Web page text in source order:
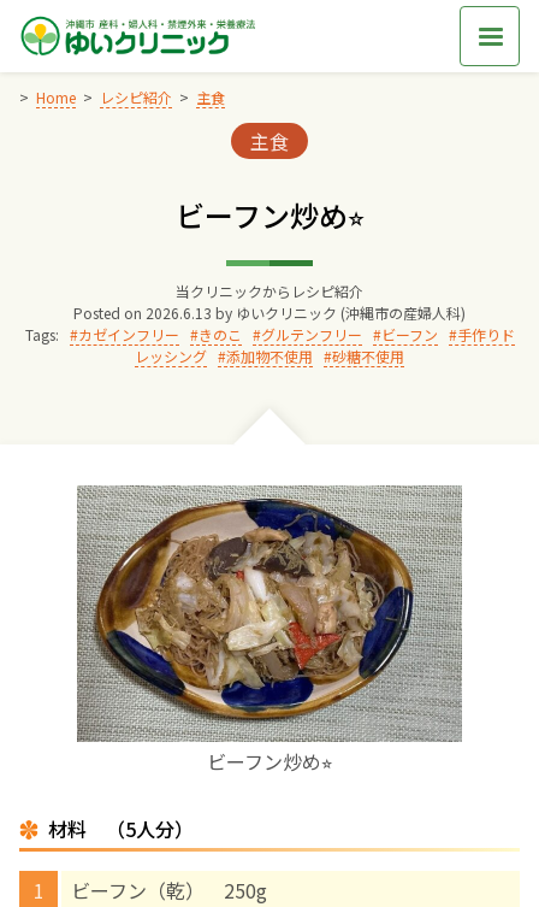
Skip
content
Home レシピ紹介 主食
Categories:
主食
ビーフン炒め⭐︎
当クリニックからレシピ紹介
Posted on 2026.6.13 by ゆいクリニック (沖縄市の産婦人科)
Tags:
カゼインフリー きのこ グルテンフリー ビーフン
手作りド
レッシング
添加物不使用 砂糖不使用
ビーフン炒め⭐︎
材料 （5人分）
ビーフン（乾） 250g
院長からのごあいさつ
妊婦健診
お産について
親と子の結びつき支援
母乳育児
その他の診療内容